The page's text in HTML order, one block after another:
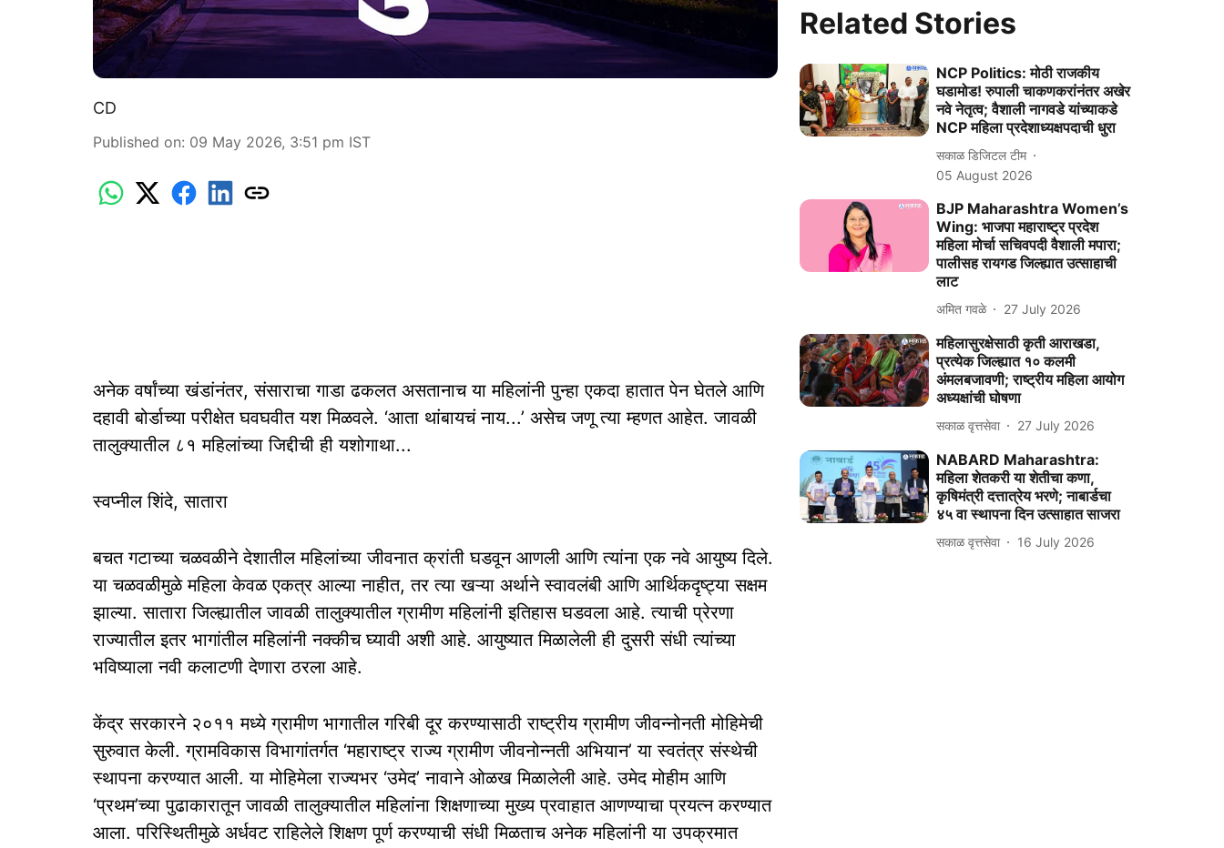
CD
Published on: 09 May 2026, 3:51 pm IST
अनेक वर्षांच्या खंडांनंतर, संसाराचा गाडा ढकलत असतानाच या महिलांनी पुन्हा एकदा हातात पेन घेतले आणि
दहावी बोर्डाच्या परीक्षेत घवघवीत यश मिळवले. ‘आता थांबायचं नाय...’ असेच जणू त्या म्हणत आहेत. जावळी
तालुक्यातील ८१ महिलांच्या जिद्दीची ही यशोगाथा...
स्वप्नील शिंदे, सातारा
बचत गटाच्या चळवळीने देशातील महिलांच्या जीवनात क्रांती घडवून आणली आणि त्यांना एक नवे आयुष्य दिले.
या चळवळीमुळे महिला केवळ एकत्र आल्या नाहीत, तर त्या खऱ्या अर्थाने स्वावलंबी आणि आर्थिकदृष्ट्या सक्षम
झाल्या. सातारा जिल्ह्यातील ‎जावळी तालुक्यातील ग्रामीण महिलांनी इतिहास घडवला आहे. त्याची प्रेरणा
राज्यातील इतर भागांतील महिलांनी नक्कीच घ्यावी अशी आहे. आयुष्यात मिळालेली ही दुसरी संधी त्यांच्या
भविष्याला नवी कलाटणी देणारा ठरला आहे.
केंद्र सरकारने ‎२०११ मध्ये ग्रामीण भागातील गरिबी दूर करण्यासाठी राष्ट्रीय ग्रामीण जीवन्नोनती मोहिमेची
सुरुवात केली. ग्रामविकास विभागांतर्गत ‘महाराष्ट्र राज्य ग्रामीण जीवनोन्नती अभियान’ या स्वतंत्र संस्थेची
स्थापना करण्यात आली. या मोहिमेला राज्यभर ‘उमेद’ नावाने ओळख मिळालेली आहे. उमेद मोहीम आणि
‘प्रथम’च्या पुढाकारातून जावळी तालुक्यातील महिलांना शिक्षणाच्या मुख्य प्रवाहात आणण्याचा प्रयत्न करण्यात
आला. परिस्थितीमुळे अर्धवट राहिलेले शिक्षण पूर्ण करण्याची संधी मिळताच अनेक महिलांनी या उपक्रमात
Related Stories
NCP Politics: मोठी राजकीय
घडामोड! रुपाली चाकणकरांनंतर अखेर
नवे नेतृत्व; वैशाली नागवडे यांच्याकडे
NCP महिला प्रदेशाध्यक्षपदाची धुरा
सकाळ डिजिटल टीम
05 August 2026
BJP Maharashtra Women’s
Wing: भाजपा महाराष्ट्र प्रदेश
महिला मोर्चा सचिवपदी वैशाली मपारा;
पालीसह रायगड जिल्ह्यात उत्साहाची
लाट
अमित गवळे 27 July 2026
महिलासुरक्षेसाठी कृती आराखडा,
प्रत्येक जिल्‍ह्यात १० कलमी
अंमलबजावणी; राष्ट्रीय महिला आयोग
अध्यक्षांची घोषणा
सकाळ वृत्तसेवा 27 July 2026
NABARD Maharashtra:
महिला शेतकरी या शेतीचा कणा,
कृषिमंत्री दत्तात्रेय भरणे; नाबार्डचा
४५ वा स्थापना दिन उत्साहात साजरा
सकाळ वृत्तसेवा 16 July 2026